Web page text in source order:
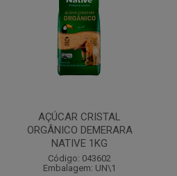
AÇÚCAR CRISTAL
ORGÂNICO DEMERARA
NATIVE 1KG
Código: 043602
Embalagem: UN\1